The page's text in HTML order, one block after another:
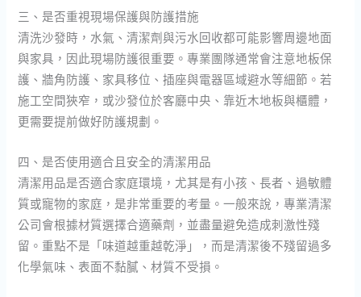
三、是否重視現場保護與防護措施
清洗沙發時，水氣、清潔劑與污水回收都可能影響周邊地面
與家具，因此現場防護很重要。專業團隊通常會注意地板保
護、牆角防護、家具移位、插座與電器區域避水等細節。若
施工空間狹窄，或沙發位於客廳中央、靠近木地板與櫃體，
更需要提前做好防護規劃。
四、是否使用適合且安全的清潔用品
清潔用品是否適合家庭環境，尤其是有小孩、長者、過敏體
質或寵物的家庭，是非常重要的考量。一般來說，專業清潔
公司會根據材質選擇合適藥劑，並盡量避免造成刺激性殘
留。重點不是「味道越重越乾淨」，而是清潔後不殘留過多
化學氣味、表面不黏膩、材質不受損。